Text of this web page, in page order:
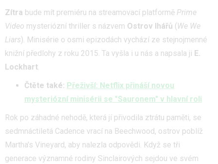
Zítra bude mít premiéru na streamovací platformě Prime
Video mysteriózní thriller s názvem Ostrov lhářů ( We We
Liars). Minisérie o osmi epizodách vychází ze stejnojmenné
knižní předlohy z roku 2015. Ta vyšla i u nás a napsala ji E.
Lockhart.
Čtěte také: Přeživší: Netflix přináší novou
mysteriózní minisérii se "Sauronem" v hlavní roli
Rok po záhadné nehodě, která jí přivodila ztrátu paměti, se
sedmnáctiletá Cadence vrací na Beechwood, ostrov poblíž
Martha's Vineyard, aby nalezla odpovědi. Když se tři
generace významné rodiny Sinclairových sejdou ve svém